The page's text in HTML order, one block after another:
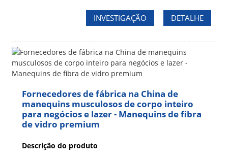
INVESTIGAÇÃO DETALHE
Fornecedores de fábrica na China de
manequins musculosos de corpo inteiro
para negócios e lazer - Manequins de fibra
de vidro premium
Descrição do produto